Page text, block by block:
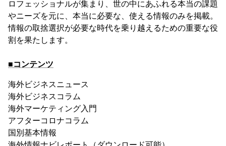
ロフェッショナルが集まり、世の中にあふれる本当の課題
やニーズを元に、本当に必要な、使える情報のみを掲載。
情報の取捨選択が必要な時代を乗り越えるための重要な役
割を果たします。
■コンテンツ
海外ビジネスニュース
海外ビジネスコラム
海外マーケティング入門
アフターコロナコラム
国別基本情報